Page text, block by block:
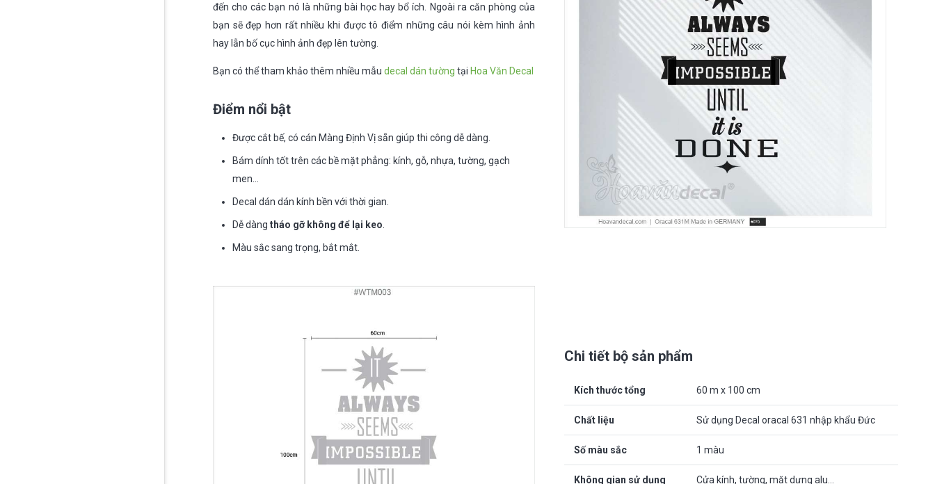
đến cho các bạn nó là những bài học hay bổ ích. Ngoài ra căn phòng của
bạn sẽ đẹp hơn rất nhiều khi được tô điểm những câu nói kèm hình ảnh
hay lẫn bố cục hình ảnh đẹp lên tường.
Bạn có thể tham khảo thêm nhiều mẫu decal dán tường tại Hoa Văn Decal
Điểm nổi bật
Được cắt bế, có cán Màng Định Vị sẵn giúp thi công dễ dàng.
Bám dính tốt trên các bề mặt phẳng: kính, gỗ, nhựa, tường, gạch
men…
Decal dán dán kính bền với thời gian.
Dễ dàng tháo gỡ không để lại keo
Màu sắc sang trọng, bắt mắt.
Chi tiết bộ sản phẩm
Kích thước tổng 60 m x 100 cm
Chất liệu Sử dụng Decal oracal 631 nhập khẩu Đức
Số màu sắc 1 màu
Không gian sử dụng Cửa kính, tường, mặt dựng alu…